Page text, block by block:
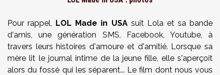
Pour rappel, LOL Made in USAsuit Lola et sa bande
d'amis, une génération SMS, Facebook, Youtube, à
travers leurs histoires d'amoure et d'amitié. Lorsque sa
mère lit le journal intime de la jeune fille, elle s'aperçoit
alors du fossé qui les séparent... Le film dont nous vous